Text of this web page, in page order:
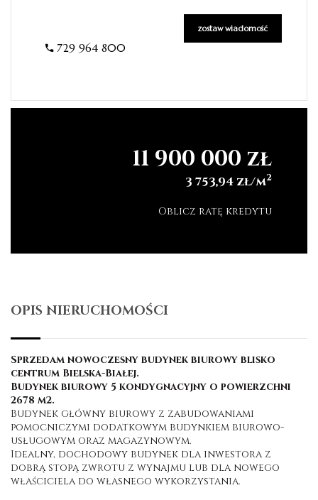
729 964 800
zostaw wiadomość
11 900 000 zł
3 753,94 zł/m2
Oblicz ratę kredytu
OPIS NIERUCHOMOŚCI
Sprzedam nowoczesny budynek biurowy blisko
centrum Bielska-Białej.
Budynek biurowy 5 kondygnacyjny o powierzchni
2678 m2.
Budynek główny biurowy z zabudowaniami
pomocniczymi dodatkowym budynkiem biurowo-
usługowym oraz magazynowym.
Idealny, dochodowy budynek dla inwestora z
dobrą stopą zwrotu z wynajmu lub dla nowego
właściciela do własnego wykorzystania.